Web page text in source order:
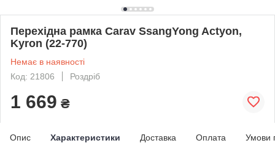
Перехідна рамка Carav SsangYong Actyon,
Kyron (22-770)
Немає в наявності
Код: 21806
Роздріб
1 669 ₴
Опис Характеристики Доставка Оплата Умови